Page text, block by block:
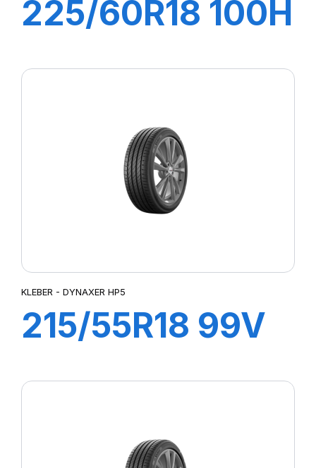
225/60R18 100H
KLEBER - DYNAXER HP5
215/55R18 99V